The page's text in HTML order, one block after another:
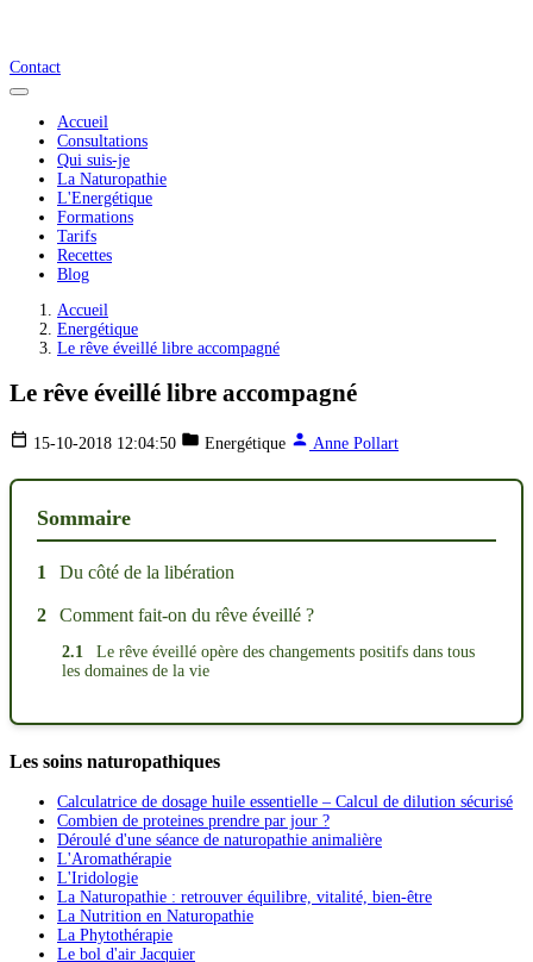
Contact
Accueil
Consultations
Qui suis-je
La Naturopathie
L'Energétique
Formations
Tarifs
Recettes
Blog
Accueil
Energétique
Le rêve éveillé libre accompagné
Le rêve éveillé libre accompagné
15-10-2018 12:04:50 Energétique Anne Pollart
Sommaire
1 Du côté de la libération
2 Comment fait-on du rêve éveillé ?
2.1
Le rêve éveillé opère des changements positifs dans tous
les domaines de la vie
Les soins naturopathiques
Calculatrice de dosage huile essentielle – Calcul de dilution sécurisé
Combien de proteines prendre par jour ?
Déroulé d'une séance de naturopathie animalière
L'Aromathérapie
L'Iridologie
La Naturopathie : retrouver équilibre, vitalité, bien-être
La Nutrition en Naturopathie
La Phytothérapie
Le bol d'air Jacquier